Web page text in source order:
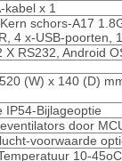
kabel x 1
schors-A17
4 x-USB-poorten,
X RS232, Android
(W) x 140 (D)
IP54-Bijlageoptie
door
voorwaarde
10-